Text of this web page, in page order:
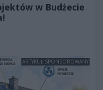
w Budżecie
ARTYKUŁ SPONSOROWANY